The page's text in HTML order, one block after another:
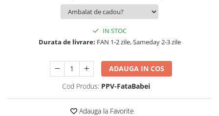
IN STOC
Durata de livrare: FAN 1-2 zile, Sameday 2-3 zile
ADAUGA IN COS
Cod Produs: PPV-FataBabei
Adauga la Favorite